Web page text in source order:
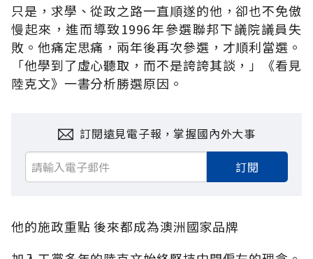
只是，求學、從政之路一直順遂的他，卻也不免傲
慢起來，進而導致1996年參選聯邦下議院議員失
敗。他痛定思痛，兩年後再次參選，才順利當選。
「他學到了虛心聽取，而不是誇誇其談，」《看見
陸克文》一書分析勝選原因。
訂閱遠見電子報，掌握國內外大事
訂閱
他的施政重點 後來都成為澳洲國家品牌